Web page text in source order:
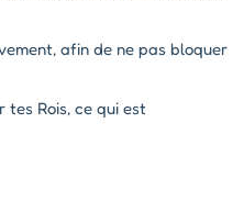
afin de ne pas bloquer
Rois, ce qui est